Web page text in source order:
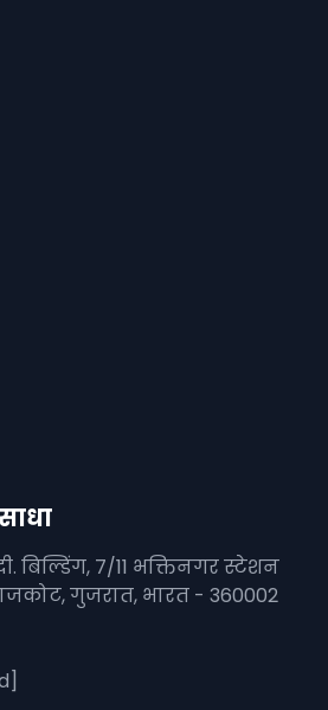
बिल्डिंग, 7/11 भक्तिनगर स्टेशन
गुजरात, भारत - 360002